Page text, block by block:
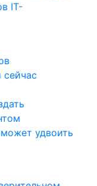
IT-
сейчас
удвоить